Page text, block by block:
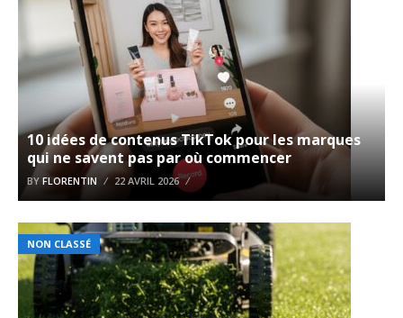
10 idées de contenus TikTok pour les marques
qui ne savent pas par où commencer
BY FLORENTIN 22 AVRIL 2026
NON CLASSÉ